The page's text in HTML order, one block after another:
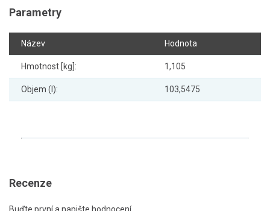
Parametry
Název Hodnota
Hmotnost [kg]: 1,105
Objem (l): 103,5475
Recenze